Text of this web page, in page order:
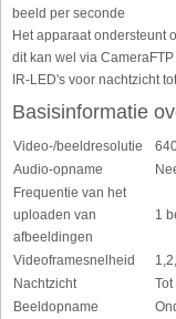
beeld per seconde
Het apparaat ondersteunt
dit kan wel via CameraFTP
IR-LED's voor nachtzicht
Basisinformatie
Video-/beeldresolutie
Audio-opname
Frequentie van het
uploaden van
afbeeldingen
1
Videoframesnelheid
Nachtzicht
Tot
Beeldopname